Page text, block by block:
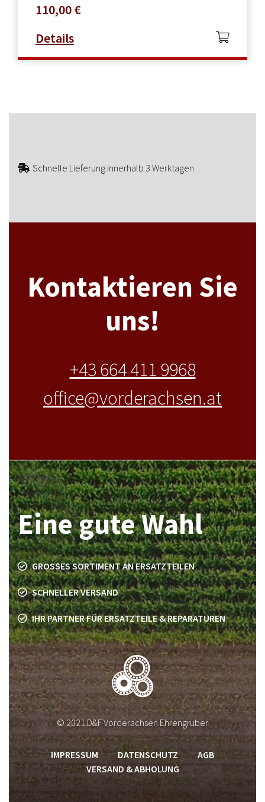
110,00€
Details
Schnelle Lieferung innerhalb 3 Werktagen
Kontaktieren Sie
uns!
+43 664 411 9968
office@vorderachsen.at
Eine gute Wahl
GROSSES SORTIMENT AN ERSATZTEILEN
SCHNELLER VERSAND
IHR PARTNER FÜR ERSATZTEILE & REPARATUREN
© 2021 D&F Vorderachsen Ehrengruber
IMPRESSUM DATENSCHUTZ
AGB
VERSAND & ABHOLUNG